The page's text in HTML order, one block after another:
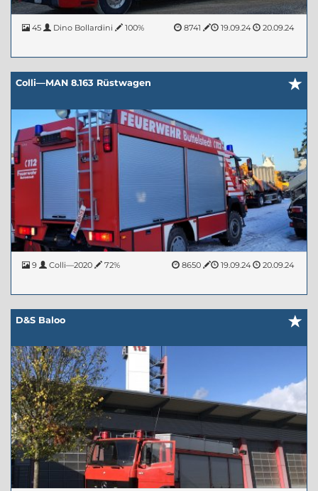
45 20.09.24
Dino Bollardini 19.09.24
100% 8741
Colli—MAN 8.163 Rüstwagen
9 20.09.24
Colli—2020 19.09.24
72% 8650
D&S Baloo